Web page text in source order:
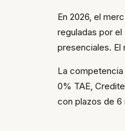
En 2026, el
reguladas por
presenciales. El
La
0% TAE,
con plazos de 6